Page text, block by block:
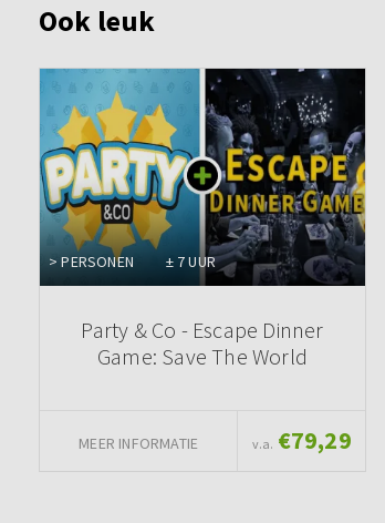
Ook leuk
> PERSONEN ± 7 UUR
Party & Co - Escape Dinner
Game: Save The World
MEER INFORMATIE v.a. €79,29